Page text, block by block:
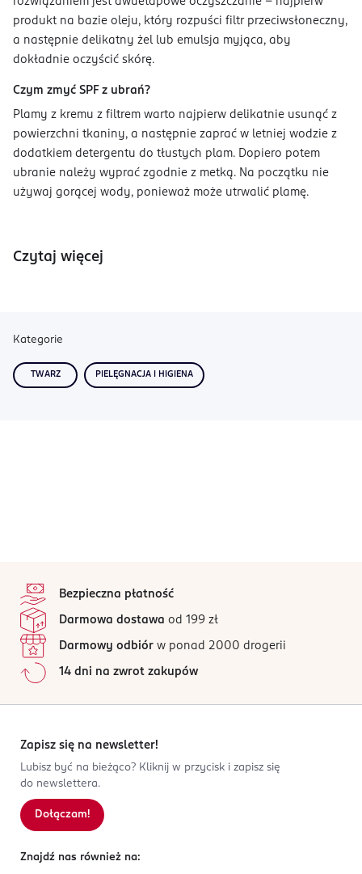
produkt na bazie oleju, który rozpuści filtr przeciwsłoneczny,
a następnie delikatny żel lub emulsja myjąca, aby
dokładnie oczyścić skórę.
Czym zmyć SPF z ubrań?
Plamy z kremu z filtrem warto najpierw delikatnie usunąć z
powierzchni tkaniny, a następnie zaprać w letniej wodzie z
dodatkiem detergentu do tłustych plam. Dopiero potem
ubranie należy wyprać zgodnie z metką. Na początku nie
używaj gorącej wody, ponieważ może utrwalić plamę.
Czytaj więcej
Kategorie
TWARZ PIELĘGNACJA I HIGIENA
Bezpieczna płatność
Darmowa dostawa od 199 zł
Darmowy odbiór w ponad 2000 drogerii
14 dni na zwrot zakupów
Zapisz się na newsletter!
Lubisz być na bieżąco? Kliknij w przycisk i zapisz się
do newslettera.
Dołączam!
Znajdź nas również na: